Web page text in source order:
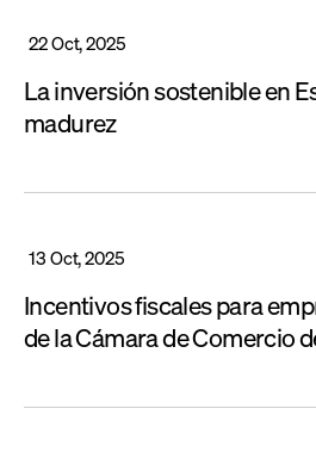
22 Oct, 2025
La inversión sostenible en
madurez
13 Oct, 2025
Incentivos fiscales para
de la Cámara de Comercio